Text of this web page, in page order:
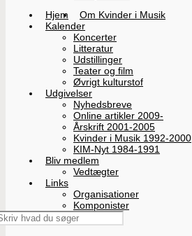
Hjem
Om Kvinder i Musik
Kalender
Koncerter
Litteratur
Udstillinger
Teater og film
Øvrigt kulturstof
Udgivelser
Nyhedsbreve
Online artikler 2009-
Årskrift 2001-2005
Kvinder i Musik 1992-2000
KIM-Nyt 1984-1991
Bliv medlem
Vedtægter
Links
Organisationer
Komponister